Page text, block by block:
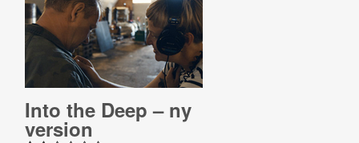
Into the Deep – ny
version